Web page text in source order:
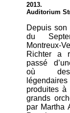
2013.
Auditorium
Depuis
du
Richter a
passé
où des
produites
grands
par Martha